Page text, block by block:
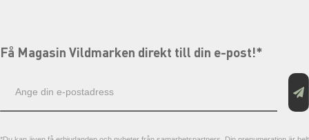
Få Magasin Vildmarken direkt till din e-post!*
postadress